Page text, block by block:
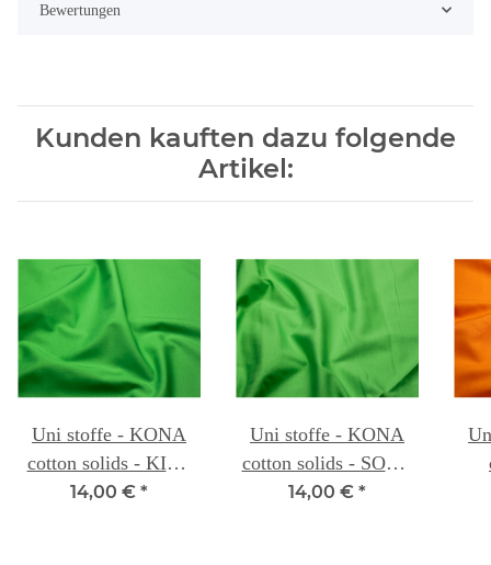
Bewertungen
Kunden kauften dazu folgende
Artikel:
Uni stoffe - KONA
cotton solids - KIWI
105A
14,00 € *
Uni stoffe - KONA
cotton solids - SOUR
APPLE 106B
14,00 € *